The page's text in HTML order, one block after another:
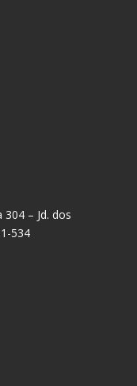
– Jd. dos
534